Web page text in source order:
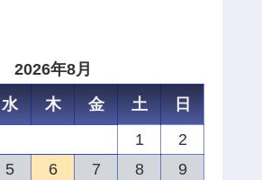
2026年8月
水 木 金 土
日
1
2
5 6 7 8
9